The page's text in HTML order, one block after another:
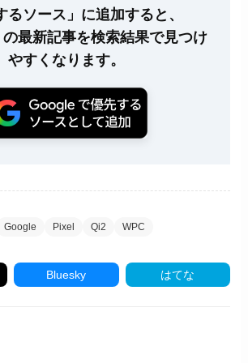
るソース」に追加すると、
最新記事を検索結果で見つけ
やすくなります。
Google Pixel Qi2 WPC
Bluesky はてな